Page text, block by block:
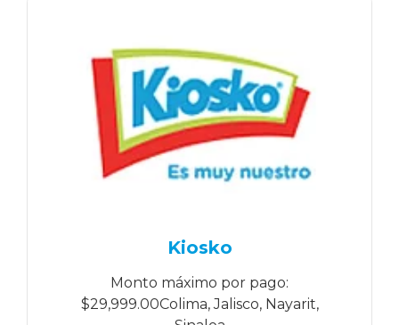
Kiosko
Monto máximo por pago:
$29,999.00Colima, Jalisco, Nayarit,